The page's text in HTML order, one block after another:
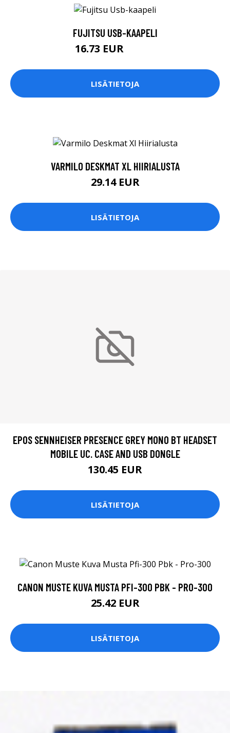
FUJITSU USB-KAAPELI
16.73 EUR
LISÄTIETOJA
VARMILO DESKMAT XL HIIRIALUSTA
29.14 EUR
LISÄTIETOJA
EPOS SENNHEISER PRESENCE GREY MONO BT HEADSET
MOBILE UC. CASE AND USB DONGLE
130.45 EUR
LISÄTIETOJA
CANON MUSTE KUVA MUSTA PFI-300 PBK - PRO-300
25.42 EUR
LISÄTIETOJA